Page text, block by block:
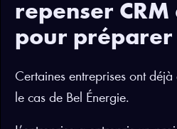
repenser
pour préparer
Certaines entreprises ont
le cas de Bel Énergie.